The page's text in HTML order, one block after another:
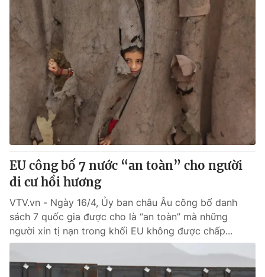
EU công bố 7 nước “an toàn” cho người
di cư hồi hương
VTV.vn - Ngày 16/4, Ủy ban châu Âu công bố danh
sách 7 quốc gia được cho là “an toàn” mà những
người xin tị nạn trong khối EU không được chấp...